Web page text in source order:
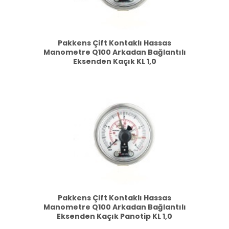
Pakkens Çift Kontaklı Hassas
Manometre Q100 Arkadan Bağlantılı
Eksenden Kaçık KL 1,0
Pakkens Çift Kontaklı Hassas
Manometre Q100 Arkadan Bağlantılı
Eksenden Kaçık Panotip KL 1,0